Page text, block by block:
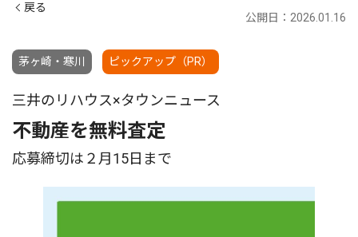
戻る
茅ヶ崎・寒川 ピックアップ（PR）
公開日：2026.01.16
三井のリハウス×タウンニュース
不動産を無料査定
応募締切は２月15日まで